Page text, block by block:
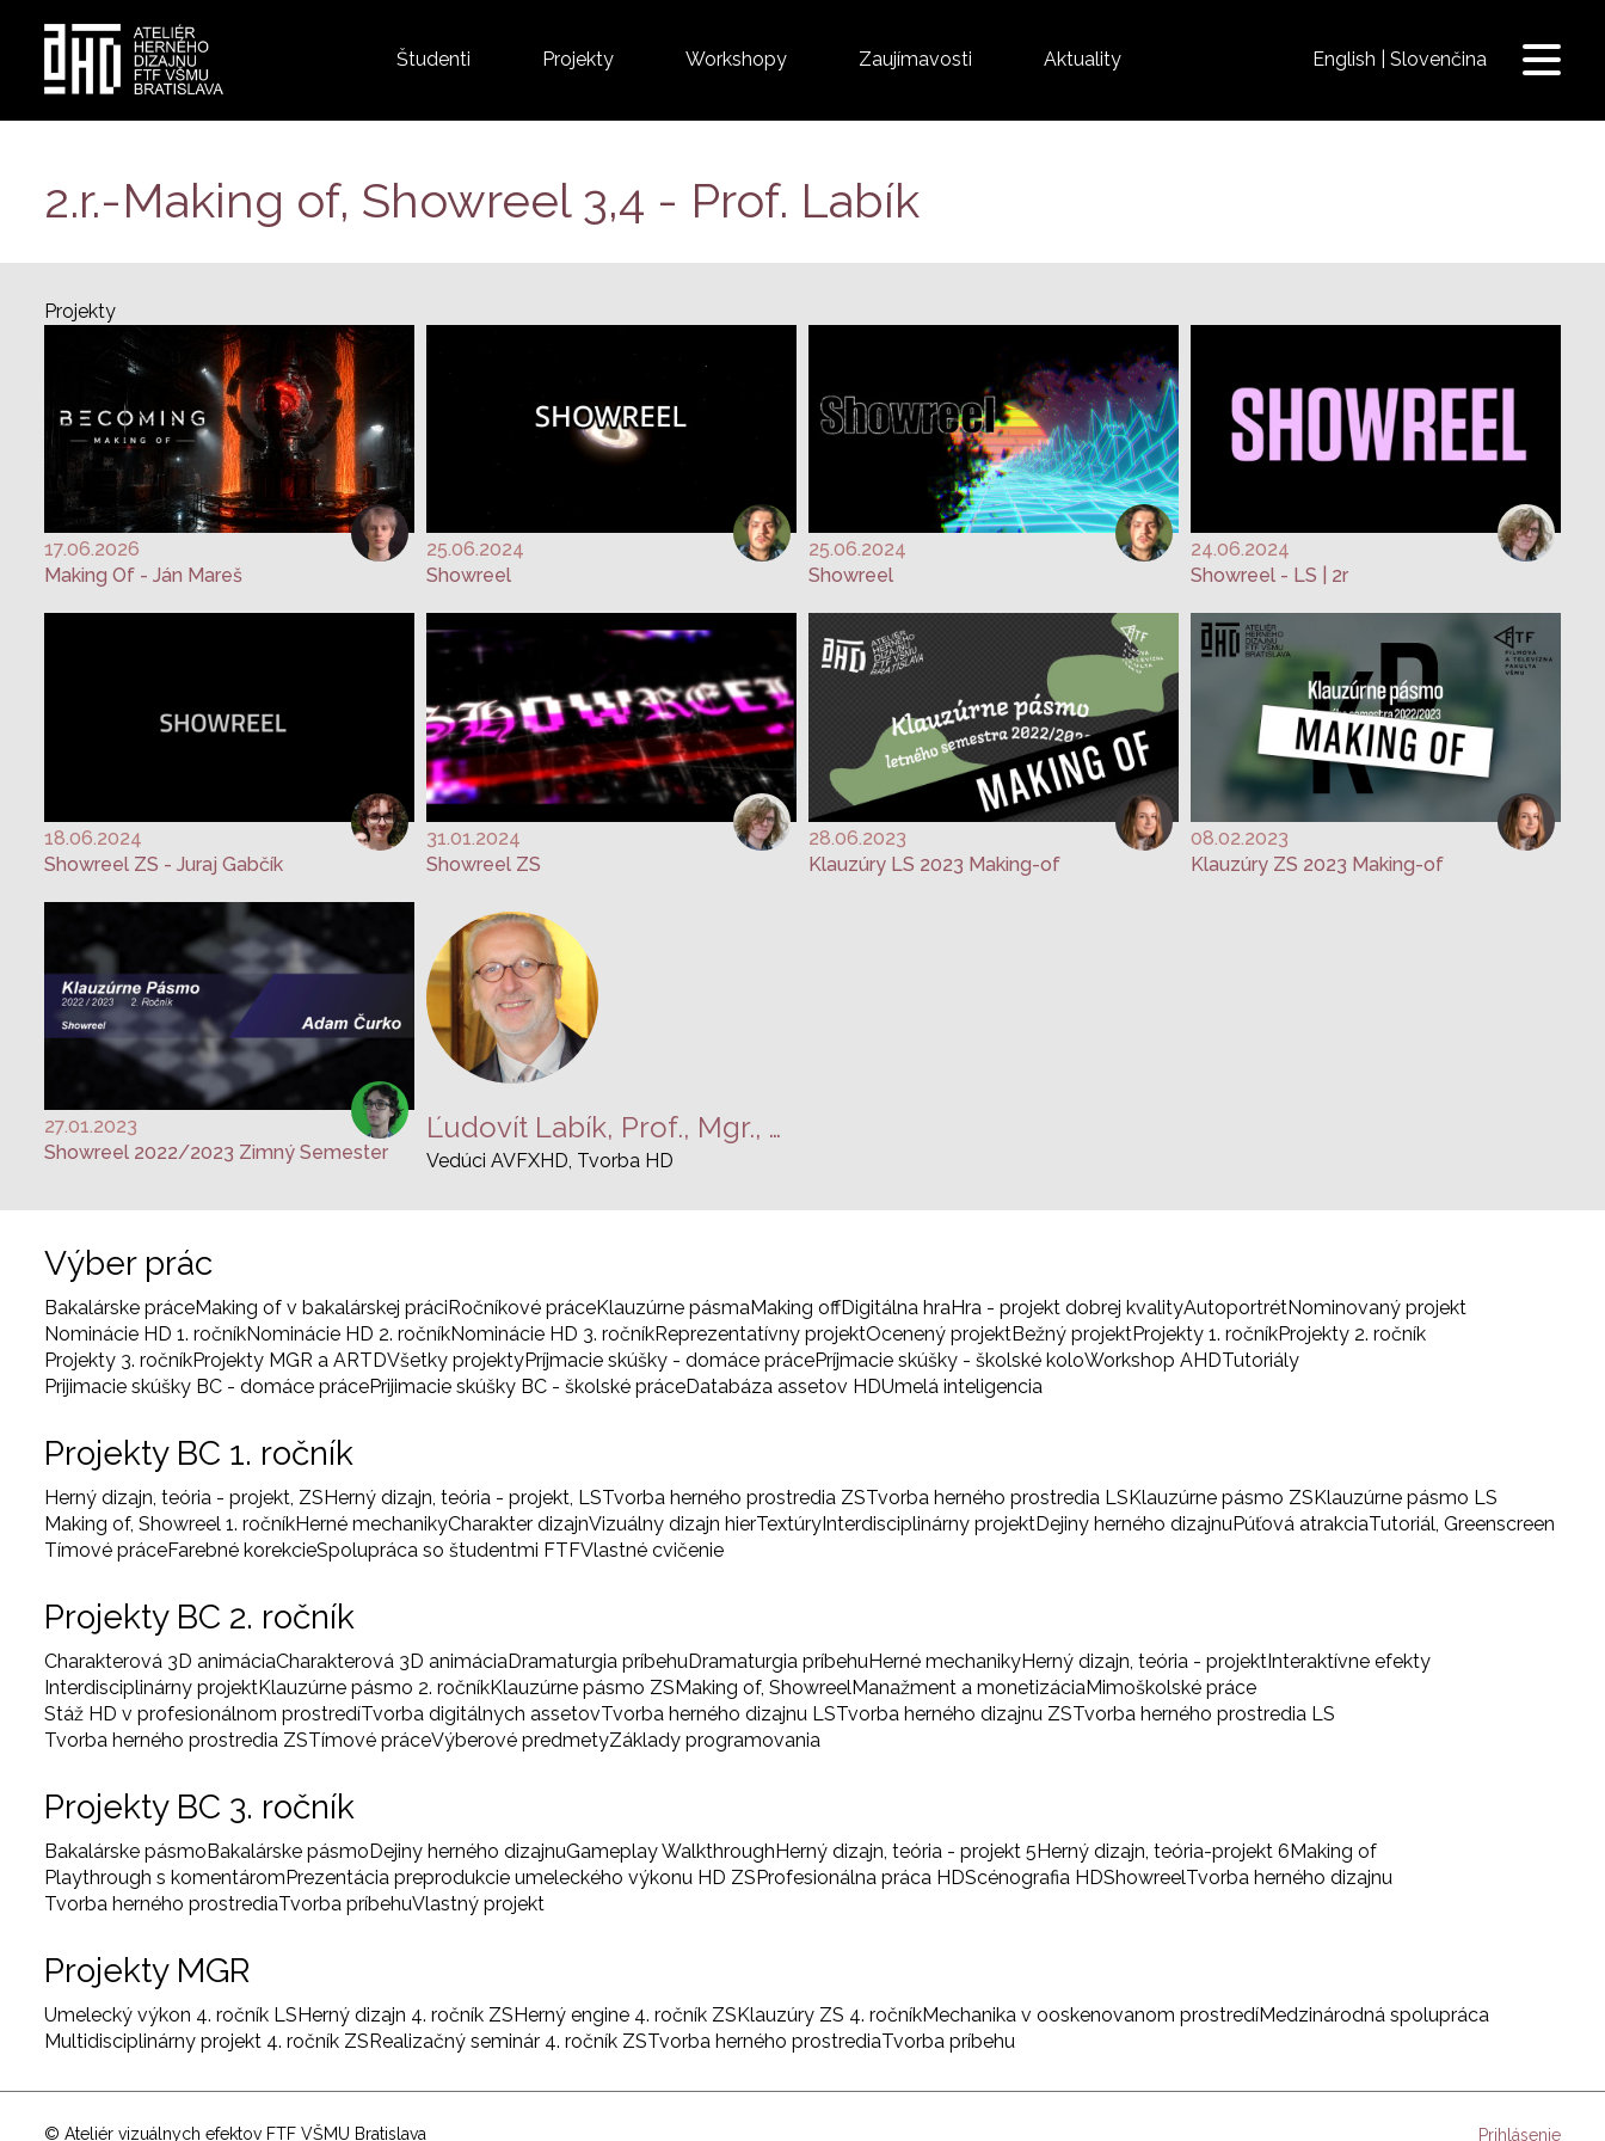
Skočiť
obsah
Top
Študenti Projekty Workshopy Zaujímavosti Aktuality English Slovenčina
2.r.-Making of, Showreel 3,4 - Prof. Labík
Projekty
17.06.2026
Making Of - Ján Mareš
25.06.2024
Showreel
25.06.2024
Showreel
24.06.2024
Showreel - LS | 2r
18.06.2024
Showreel ZS - Juraj Gabčík
31.01.2024
Showreel ZS
28.06.2023
Klauzúry LS 2023 Making-of
08.02.2023
Klauzúry ZS 2023 Making-of
27.01.2023
Showreel 2022/2023 Zimný Semester
Ľudovít Labík, Prof., Mgr., ArtD.
Vedúci AVFXHD, Tvorba HD
Výber prác
Bakalárske práceMaking of v bakalárskej práciRočníkové práceKlauzúrne pásmaMaking offDigitálna hraHra - projekt dobrej kvalityAutoportrétNominovaný projekt
Nominácie HD 1. ročníkNominácie HD 2. ročníkNominácie HD 3. ročníkReprezentatívny projektOcenený projektBežný projektProjekty 1. ročníkProjekty 2. ročník
Projekty 3. ročníkProjekty MGR a ARTDVšetky projektyPríjmacie skúšky - domáce prácePríjmacie skúšky - školské koloWorkshop AHDTutoriály
Prijimacie skúšky BC - domáce prácePrijimacie skúšky BC - školské práceDatabáza assetov HDUmelá inteligencia
Projekty BC 1. ročník
Herný dizajn, teória - projekt, ZSHerný dizajn, teória - projekt, LSTvorba herného prostredia ZSTvorba herného prostredia LSKlauzúrne pásmo ZSKlauzúrne pásmo LS
Making of, Showreel 1. ročníkHerné mechanikyCharakter dizajnVizuálny dizajn hierTextúryInterdisciplinárny projektDejiny herného dizajnuPúťová atrakciaTutoriál, Greenscreen
Tímové práceFarebné korekcieSpolupráca so študentmi FTFVlastné cvičenie
Projekty BC 2. ročník
Charakterová 3D animáciaCharakterová 3D animáciaDramaturgia príbehuDramaturgia príbehuHerné mechanikyHerný dizajn, teória - projektInteraktívne efekty
Interdisciplinárny projektKlauzúrne pásmo 2. ročníkKlauzúrne pásmo ZSMaking of, ShowreelManažment a monetizáciaMimoškolské práce
Stáž HD v profesionálnom prostredíTvorba digitálnych assetovTvorba herného dizajnu LSTvorba herného dizajnu ZSTvorba herného prostredia LS
Tvorba herného prostredia ZSTímové práceVýberové predmetyZáklady programovania
Projekty BC 3. ročník
Bakalárske pásmoBakalárske pásmoDejiny herného dizajnuGameplay WalkthroughHerný dizajn, teória - projekt 5Herný dizajn, teória-projekt 6Making of
Playthrough s komentáromPrezentácia preprodukcie umeleckého výkonu HD ZSProfesionálna práca HDScénografia HDShowreelTvorba herného dizajnu
Tvorba herného prostrediaTvorba príbehuVlastný projekt
Projekty MGR
Umelecký výkon 4. ročník LSHerný dizajn 4. ročník ZSHerný engine 4. ročník ZSKlauzúry ZS 4. ročníkMechanika v ooskenovanom prostredíMedzinárodná spolupráca
Multidisciplinárny projekt 4. ročník ZSRealizačný seminár 4. ročník ZSTvorba herného prostrediaTvorba príbehu
© Ateliér vizuálnych efektov FTF VŠMU Bratislava Prihlásenie